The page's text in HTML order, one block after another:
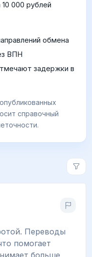
000 рублей
обмена
ВПН
задержки в
справочный
Переводы
помогает
больше